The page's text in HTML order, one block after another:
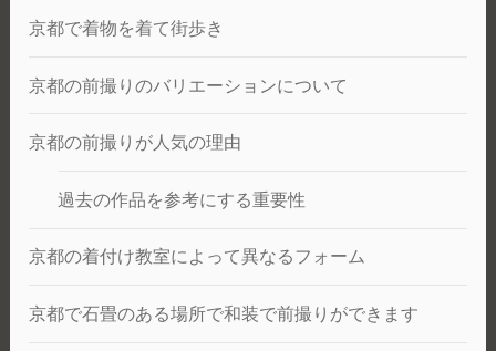
真
と
う。
京都で着物を着て街歩き
京都の前撮りのバリエーションについて
京都の前撮りが人気の理由
過去の作品を参考にする重要性
京都の着付け教室によって異なるフォーム
京都で石畳のある場所で和装で前撮りができます